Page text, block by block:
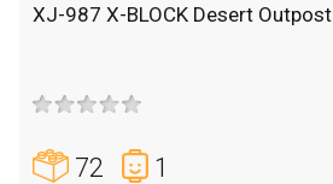
XJ-987 X-BLOCK Desert Outpost
72 1